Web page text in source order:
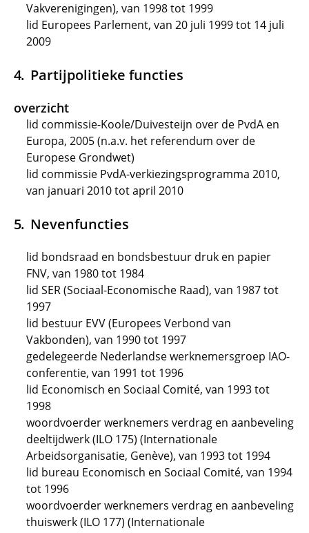
Vakverenigingen), van 1998 tot 1999
lid Europees Parlement, van 20 juli 1999 tot 14 juli
2009
Partijpolitieke functies
overzicht
lid commissie-Koole/Duivesteijn over de PvdA en
Europa, 2005 (n.a.v. het referendum over de
Europese Grondwet)
lid commissie PvdA-verkiezingsprogramma 2010,
van januari 2010 tot april 2010
Nevenfuncties
lid bondsraad en bondsbestuur druk en papier
FNV, van 1980 tot 1984
lid SER (Sociaal-Economische Raad), van 1987 tot
1997
lid bestuur EVV (Europees Verbond van
Vakbonden), van 1990 tot 1997
gedelegeerde Nederlandse werknemersgroep IAO-
conferentie, van 1991 tot 1996
lid Economisch en Sociaal Comité, van 1993 tot
1998
woordvoerder werknemers verdrag en aanbeveling
deeltijdwerk (ILO 175) (Internationale
Arbeidsorganisatie, Genève), van 1993 tot 1994
lid bureau Economisch en Sociaal Comité, van 1994
tot 1996
woordvoerder werknemers verdrag en aanbeveling
thuiswerk (ILO 177) (Internationale